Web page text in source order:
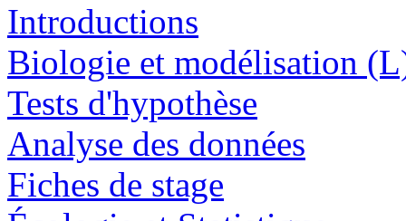
Introductions
Biologie et modélisation
Tests d'hypothèse
Analyse des données
Fiches de stage